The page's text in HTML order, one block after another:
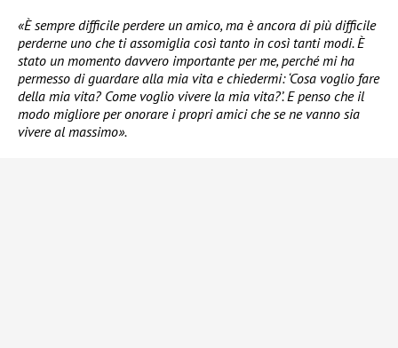
«È sempre difficile perdere un amico, ma è ancora di più difficile
perderne uno che ti assomiglia così tanto in così tanti modi. È
stato un momento davvero importante per me, perché mi ha
permesso di guardare alla mia vita e chiedermi: ‘Cosa voglio fare
della mia vita? Come voglio vivere la mia vita?’. E penso che il
modo migliore per onorare i propri amici che se ne vanno sia
vivere al massimo».